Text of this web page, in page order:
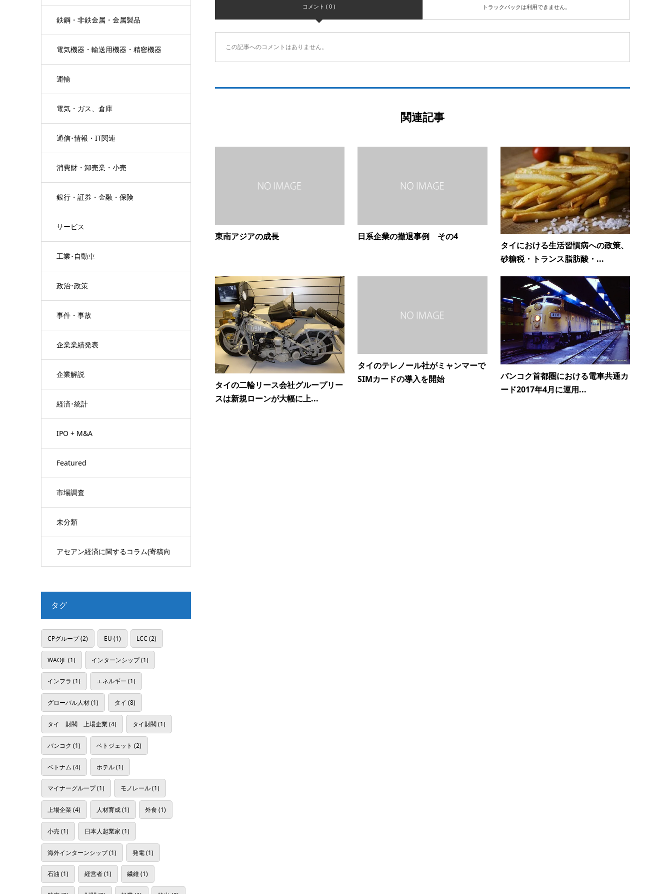
鉄鋼・非鉄金属・金属製品
電気機器・輸送用機器・精密機器
運輸
電気・ガス、倉庫
通信･情報・IT関連
消費財・卸売業・小売
銀行・証券・金融・保険
サービス
工業･自動車
政治･政策
事件・事故
企業業績発表
企業解説
経済･統計
IPO + M&A
Featured
市場調査
未分類
アセアン経済に関するコラム(寄稿向
コメント ( 0 ) トラックバックは利用できません。
この記事へのコメントはありません。
関連記事
東南アジアの成長
日系企業の撤退事例 その4
タイにおける生活習慣病への政策、
砂糖税・トランス脂肪酸・...
タイの二輪リース会社グループリー
スは新規ローンが大幅に上...
タイのテレノール社がミャンマーで
SIMカードの導入を開始
バンコク首都圏における電車共通カ
ード2017年4月に運用...
タグ
CPグループ(2) EU (1) LCC (2)
WAOJE (1) インターンシップ(1)
インフラ (1) エネルギー (1)
グローバル人材(1) タイ (8)
タイ 財閥 上場企業(4) タイ財閥(1)
バンコク (1) ベトジェット (2)
ベトナム (4) ホテル(1)
マイナーグループ(1) モノレール(1)
上場企業(4) 人材育成(1) 外食(1)
小売(1) 日本人起業家 (1)
海外インターンシップ(1) 発電(1)
石油 (1) 経営者(1) 繊維(1)